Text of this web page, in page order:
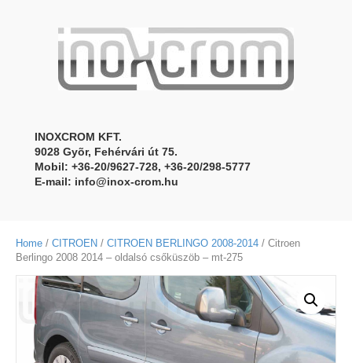
INOXCROM KFT.
9028 Gyõr, Fehérvári út 75.
Mobil: +36-20/9627-728, +36-20/298-5777
E-mail: info@inox-crom.hu
Home / CITROEN / CITROEN BERLINGO 2008-2014 / Citroen
Berlingo 2008 2014 – oldalsó csőküszöb – mt-275